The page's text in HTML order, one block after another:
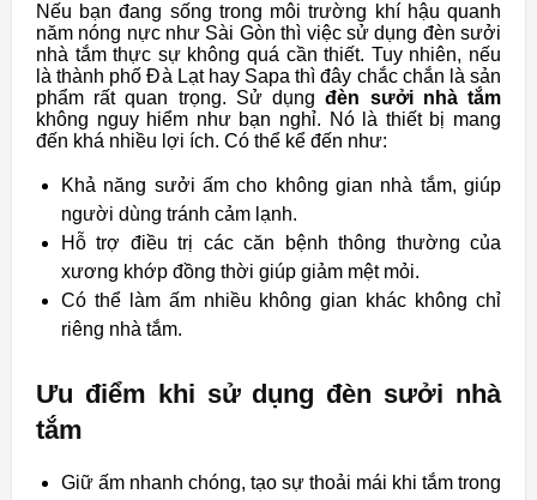
Nếu bạn đang sống trong môi trường khí hậu quanh
năm nóng nực như Sài Gòn thì việc sử dụng đèn sưởi
nhà tắm thực sự không quá cần thiết. Tuy nhiên, nếu
là thành phố Đà Lạt hay Sapa thì đây chắc chắn là sản
phẩm rất quan trọng. Sử dụngđèn sưởi nhà tắm
không nguy hiểm như bạn nghỉ. Nó là thiết bị mang
đến khá nhiều lợi ích. Có thể kể đến như:
Khả năng sưởi ấm cho không gian nhà tắm, giúp
người dùng tránh cảm lạnh.
Hỗ trợ điều trị các căn bệnh thông thường của
xương khớp đồng thời giúp giảm mệt mỏi.
Có thể làm ấm nhiều không gian khác không chỉ
riêng nhà tắm.
Ưu điểm khi sử dụng đèn sưởi nhà
tắm
Giữ ấm nhanh chóng, tạo sự thoải mái khi tắm trong